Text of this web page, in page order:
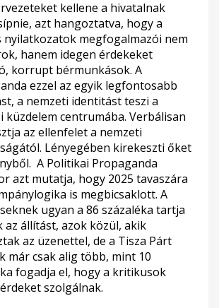
kellene a hivatalnak
azt hangoztatva, hogy a
megfogalmazói nem
hanem idegen érdekeket
korrupt bérmunkások. A
ezzel az egyik legfontosabb
a nemzeti identitást teszi a
küzdelem centrumába. Verbálisan
az ellenfelet a nemzeti
Lényegében kirekeszti őket
A Politikai Propaganda
azt mutatja, hogy 2025 tavaszára
is megbicsaklott. A
ugyan a 86 százaléka tartja
az állítást, azok közül, akik
az üzenettel, de a Tisza Párt
már csak alig több, mint 10
fogadja el, hogy a kritikusok
szolgálnak.